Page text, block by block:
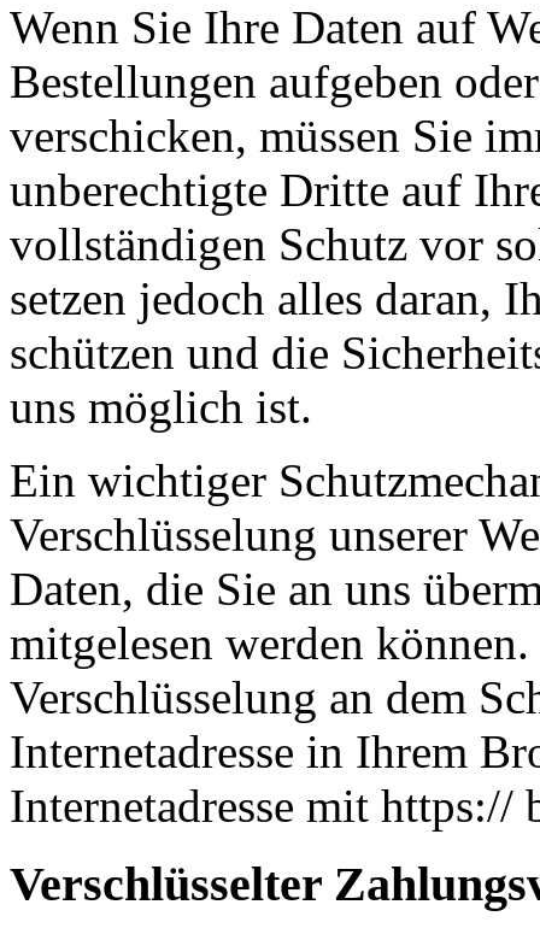
Wenn Sie Ihre Daten auf
Bestellungen aufgeben
verschicken, müssen Sie
unberechtigte Dritte auf
vollständigen Schutz vor
setzen jedoch alles daran,
schützen und die
uns möglich ist.
Ein wichtiger
Verschlüsselung unserer
Daten, die Sie an uns
mitgelesen werden
Verschlüsselung an dem
Internetadresse in Ihrem
Internetadresse mit
Verschlüsselter